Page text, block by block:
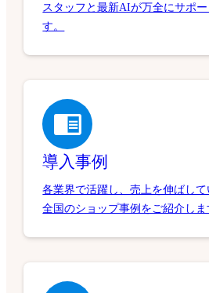
スタッフと最新AIが万全にサポー
す。
導入事例
各業界で活躍し、売上を伸ばして
全国のショップ事例をご紹介しま